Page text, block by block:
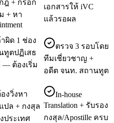
ฎ + กรอก
+ หา
เอกสารให้ iVC
แล้วรอผล
ผิด 1 ช่อง
ทูตปฏิเสธ
ต้องเริ่ม
ตรวจ 3 รอบโดย
ทีมเชี่ยวชาญ +
อดีต จนท. สถานทูต
งวิ่งหา
ปล + กงสุล
ประเทศ
In-house
Translation + รับรอง
กงสุล/Apostille ครบ